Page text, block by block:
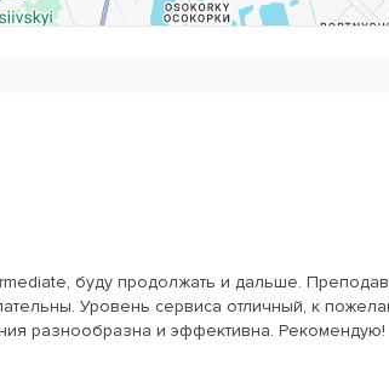
буду продолжать и дальше.
Уровень сервиса отличный, к
разнообразна и эффективна. Рекомендую!